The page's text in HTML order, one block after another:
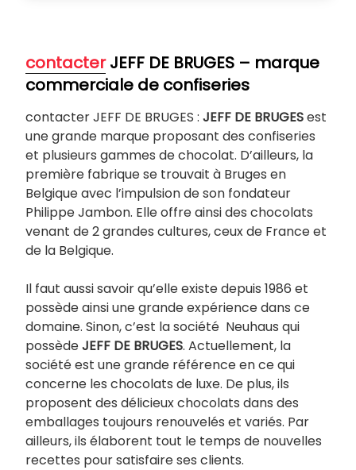
contacterJEFF DE BRUGES – marque
commerciale de confiseries
contacter JEFF DE BRUGES : JEFF DE BRUGESest
une grande marque proposant des confiseries
et plusieurs gammes de chocolat. D’ailleurs, la
première fabrique se trouvait à Bruges en
Belgique avec l’impulsion de son fondateur
Philippe Jambon. Elle offre ainsi des chocolats
venant de 2 grandes cultures, ceux de France et
de la Belgique.
Il faut aussi savoir qu’elle existe depuis 1986 et
possède ainsi une grande expérience dans ce
domaine. Sinon, c’est la société Neuhaus qui
possèdeJEFF DE BRUGES. Actuellement, la
société est une grande référence en ce qui
concerne les chocolats de luxe. De plus, ils
proposent des délicieux chocolats dans des
emballages toujours renouvelés et variés. Par
ailleurs, ils élaborent tout le temps de nouvelles
recettes pour satisfaire ses clients.